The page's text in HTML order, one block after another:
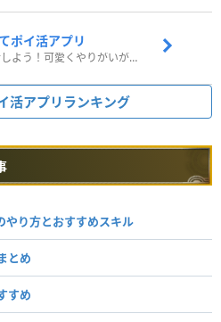
ポイ活アプリ
ペットを育ってポイ活しよう！可愛くやりがいがある新感覚アプリ
活アプリランキング
やり方とおすすめスキル
とめ
すめ